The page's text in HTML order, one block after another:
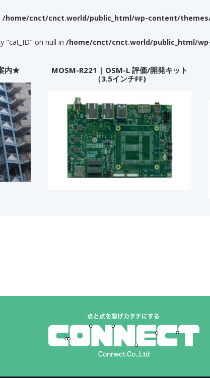
/home/cnct/cnct.world/public_html/wp-content/
"cat_ID" on null in /home/cnct/cnct.world/public_html/
内★
MOSM-R221 | OSM-L 評価/開発キット
（3.5インチFF)